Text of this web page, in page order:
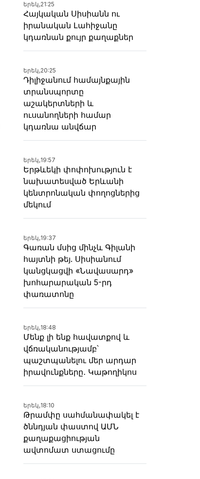
երեկ,21:25
Հայկական Սիսիանն ու
իրանական Լահիջանը
կդառնան քույր քաղաքներ
երեկ,20:25
Դիլիջանում համայնքային
տրանսպորտը
աշակերտների և
ուսանողների համար
կդառնա անվճար
երեկ,19:57
Երթևեկի փոփոխություն է
նախատեսված Երևանի
կենտրոնական փողոցներից
մեկում
երեկ,19:37
Գառան մսից մինչև Գիլանի
հայտնի թեյ. Սիսիանում
կանցկացվի «Նավասարդ»
խոհարարական 5-րդ
փառատոնը
երեկ,18:48
Մենք լի ենք հավատքով և
վճռականությամբ՝
պաշտպանելու մեր արդար
իրավունքները․ Կաթողիկոս
երեկ,18:10
Թրամփը սահմանափակել է
ծննդյան փաստով ԱՄՆ
քաղաքացիության
ավտոմատ ստացումը